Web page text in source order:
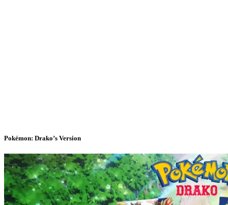
Pokémon: Drako’s Version